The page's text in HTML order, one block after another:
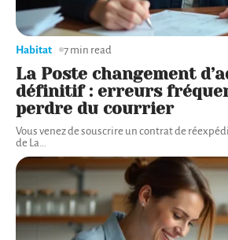
La Poste changement
définitif : erreurs
perdre du courrier
Vous venez de souscrire un contrat de
de La
Habitat 7 min read